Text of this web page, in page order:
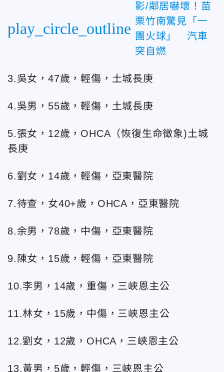
play_circle_outline
影/鄰居嚇壞！苗
栗竹南驚見「一
團火球」 汽車
突自燃
3.吳女，47歲，輕傷，土城長庚
4.吳男，55歲，輕傷，土城長庚
5.張女，12歲，OHCA（恢復生命徵象)土城
長庚
6.劉女，14歲，輕傷，亞東醫院
7.待查，女40+歲，OHCA，亞東醫院
8.余男，78歲，中傷，亞東醫院
9.陳女，15歲，輕傷，亞東醫院
10.李男，14歲，重傷，三峽恩主公
11.林女，15歲，中傷，三峽恩主公
12.劉女，12歲，OHCA，三峽恩主公
13.黃男，5歲，輕傷，三峽恩主公